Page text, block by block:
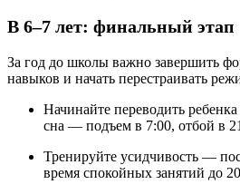
В 6–7 лет: финальный этап
За год до школы важно завершить
навыков и начать перестраивать
Начинайте переводить
сна — подъем в 7:00, отбой в
Тренируйте усидчивость —
время спокойных занятий до